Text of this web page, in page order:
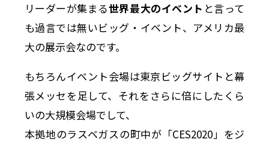
リーダーが集まる世界最大のイベント と言って
も過言では無いビッグ・イベント、アメリカ最
大の展示会なのです。
もちろんイベント会場は東京ビッグサイトと幕
張メッセを足して、それをさらに倍にしたくら
いの大規模会場でして、
本拠地のラスベガスの町中が「CES2020」をジ